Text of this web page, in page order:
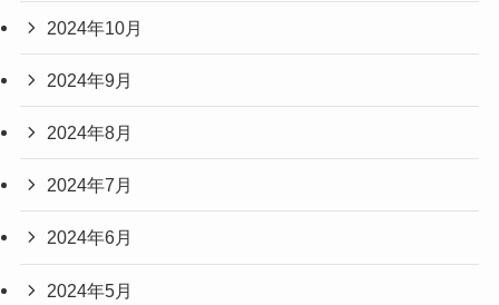
2024年10月
2024年9月
2024年8月
2024年7月
2024年6月
2024年5月